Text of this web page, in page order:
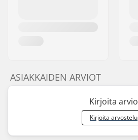
ASIAKKAIDEN ARVIOT
Kirjoita arvio
Kirjoita arvostelu